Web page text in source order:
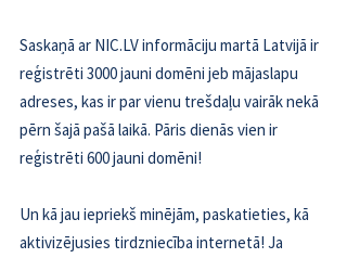
Saskaņā ar NIC.LV informāciju martā Latvijā ir
reģistrēti 3000 jauni domēni jeb mājaslapu
adreses, kas ir par vienu trešdaļu vairāk nekā
pērn šajā pašā laikā. Pāris dienās vien ir
reģistrēti 600 jauni domēni!
Un kā jau iepriekš minējām, paskatieties, kā
aktivizējusies tirdzniecība internetā! Ja